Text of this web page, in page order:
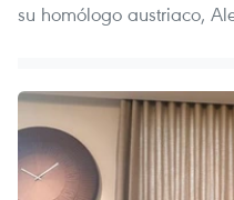
su homólogo austriaco,